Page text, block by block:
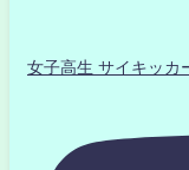
女子高生 サイキッカ